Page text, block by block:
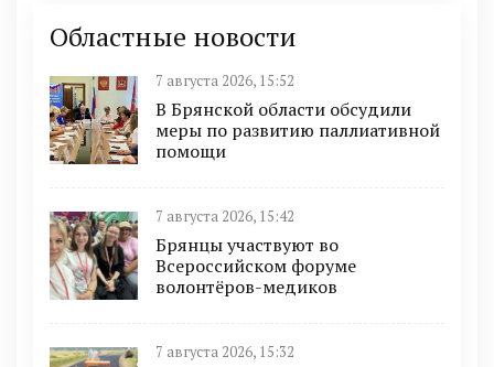
Областные новости
7 августа 2026, 15:52
В Брянской области обсудили
меры по развитию паллиативной
помощи
7 августа 2026, 15:42
Брянцы участвуют во
Всероссийском форуме
волонтёров-медиков
7 августа 2026, 15:32